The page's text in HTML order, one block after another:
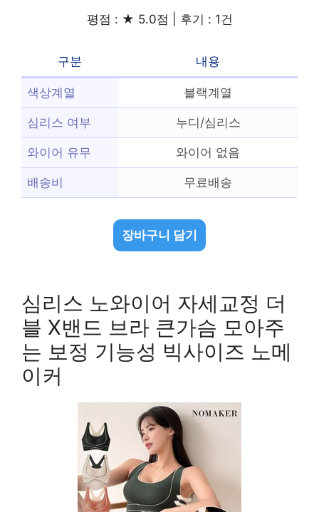
평점 : ★ 5.0점 | 후기 : 1건
구분 내용
색상계열 블랙계열
심리스 여부 누디/심리스
와이어 유무 와이어 없음
배송비 무료배송
장바구니 담기
심리스 노와이어 자세교정 더
블 X밴드 브라 큰가슴 모아주
는 보정 기능성 빅사이즈 노메
이커